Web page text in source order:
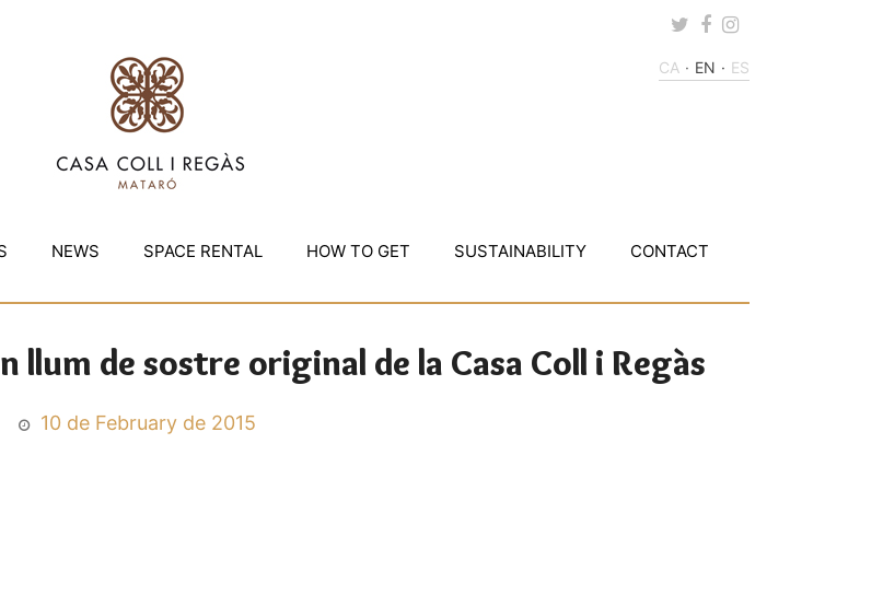
Twitter
Facebook
Instagram
CA EN ES
NEWS SPACE RENTAL HOW TO GET SUSTAINABILITY CONTACT
llum de sostre original de la Casa Coll i Regàs
10 de February de 2015